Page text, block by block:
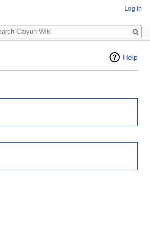
Help
Log in